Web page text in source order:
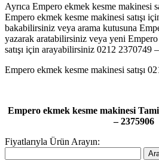
Ayrıca Empero ekmek kesme makinesi
Empero ekmek kesme makinesi satışı
bakabilirsiniz veya arama kutusuna
yazarak aratabilirsiniz veya yeni
satışı için arayabilirsiniz 0212 2370749
Empero ekmek kesme makinesi satışı
Empero ekmek kesme makinesi
– 2375906
Fiyatlarıyla Ürün Arayın: